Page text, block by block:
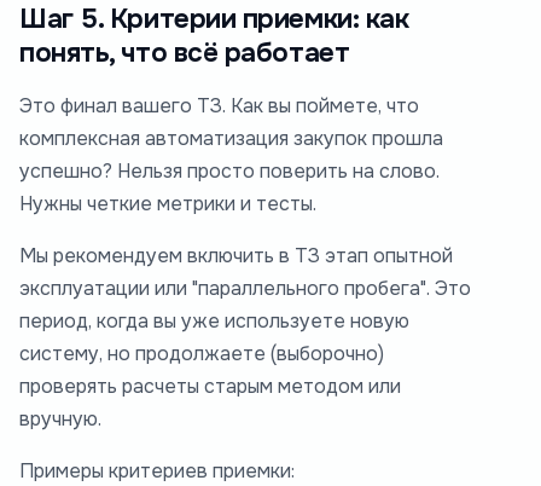
Шаг 5. Критерии приемки: как
понять, что всё работает
Это финал вашего ТЗ. Как вы поймете, что
комплексная автоматизация закупок прошла
успешно? Нельзя просто поверить на слово.
Нужны четкие метрики и тесты.
Мы рекомендуем включить в ТЗ этап опытной
эксплуатации или "параллельного пробега". Это
период, когда вы уже используете новую
систему, но продолжаете (выборочно)
проверять расчеты старым методом или
вручную.
Примеры критериев приемки: